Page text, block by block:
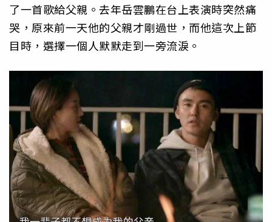
了一首歌給父親。去年岳雲鵬在台上表演時突然痛
哭，原來前一天他的父親才剛過世，而他這次上節
目時，選擇一個人默默走到一旁流淚。